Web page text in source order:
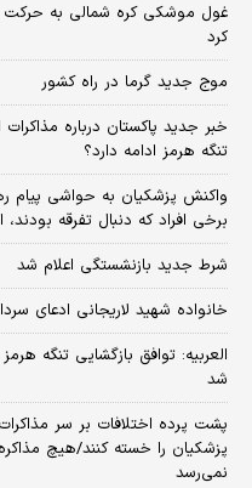
غول موشکی کره شمالی به حرکت
کرد
موج جدید گرما در راه کشور
خبر جدید پاکستان درباره مذاکرات
تنگه هرمز ادامه دارد؟
واکنش پزشکیان به حواشی پیام
برخی افراد که دنبال تفرقه
شرط جدید بازنشستگی اعلام شد
خانواده شهید لاریجانی ادعای
شد
پشت پرده اختلافات بر سر
پزشکیان را خسته کنند/هیچ
نمی‌رسد